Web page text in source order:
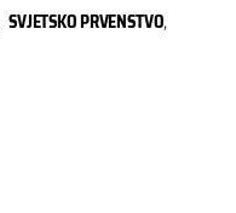
SVJETSKO PRVENSTVO,